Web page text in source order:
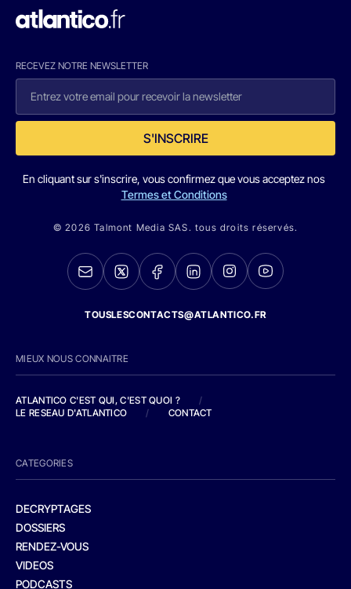
RECEVEZ NOTRE NEWSLETTER
S'INSCRIRE
En cliquant sur s'inscrire, vous confirmez que vous acceptez nos
Termes et Conditions
© 2026 Talmont Media SAS. tous droits réservés.
TOUSLESCONTACTS@ATLANTICO.FR
MIEUX NOUS CONNAITRE
ATLANTICO C'EST QUI, C'EST QUOI ?
/
LE RESEAU D'ATLANTICO
/ CONTACT
CATEGORIES
DECRYPTAGES
DOSSIERS
RENDEZ-VOUS
VIDEOS
PODCASTS